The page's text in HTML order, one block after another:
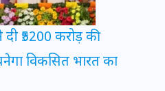
₹5200 करोड़ की
विकसित भारत का